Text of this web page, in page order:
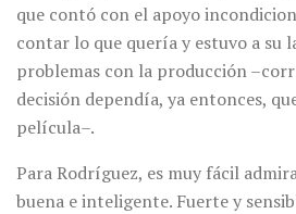
que contó con el apoyo
contar lo que quería y estuvo a su
problemas con la producción
decisión dependía, ya entonces,
película–.
Para Rodríguez, es muy fácil
buena e inteligente. Fuerte y